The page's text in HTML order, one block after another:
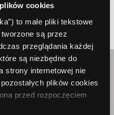
cookies
to małe pliki tekstowe
są przez
przeglądania każdej
są niezbędne do
strony internetowej nie
plików cookies
przed rozpoczęciem
z nami